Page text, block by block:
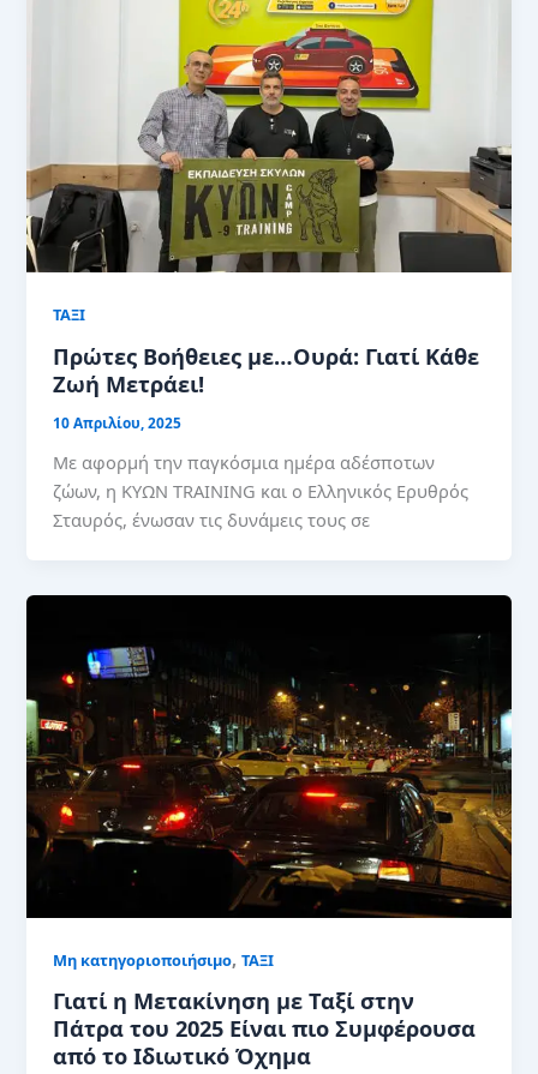
ΤΑΞΙ
Πρώτες Βοήθειες με…Ουρά: Γιατί Κάθε
Ζωή Μετράει!
10 Απριλίου, 2025
Με αφορμή την παγκόσμια ημέρα αδέσποτων
ζώων, η ΚΥΩΝ TRAINING και ο Ελληνικός Ερυθρός
Σταυρός, ένωσαν τις δυνάμεις τους σε
Μη κατηγοριοποιήσιμο,ΤΑΞΙ
Γιατί η Μετακίνηση με Ταξί στην
Πάτρα του 2025 Είναι πιο Συμφέρουσα
από το Ιδιωτικό Όχημα